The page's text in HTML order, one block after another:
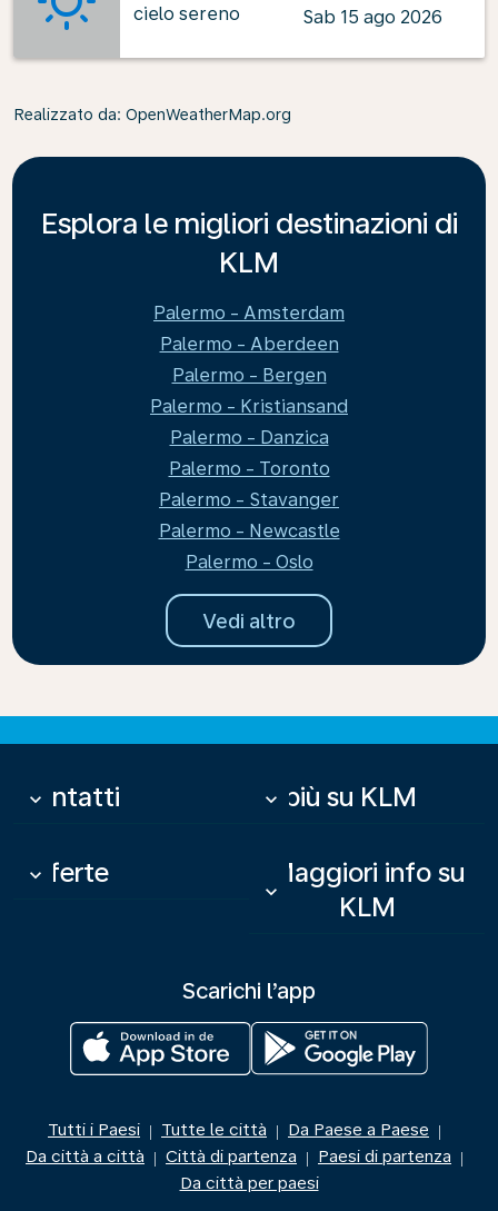
cielo sereno
Sab 15 ago 2026
Realizzato da: OpenWeatherMap.org
Esplora le migliori destinazioni di
KLM
Palermo - Amsterdam
Palermo - Aberdeen
Palermo - Bergen
Palermo - Kristiansand
Palermo - Danzica
Palermo - Toronto
Palermo - Stavanger
Palermo - Newcastle
Palermo - Oslo
Vedi altro
Contatti
keyboard_arrow_down Di più su KLM
keyboard_arrow_down
Offerte
keyboard_arrow_down
Maggiori info su
KLM
keyboard_arrow_down
Scarichi l’app
Tutti i Paesi | Tutte le città | Da Paese a Paese |
Da città a città | Città di partenza | Paesi di partenza |
Da città per paesi